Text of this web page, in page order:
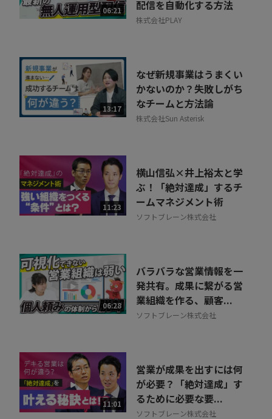
06:21 配信を自動化する方法
株式会社PLAY
13:17
なぜ新規事業はうまくい
かないのか？失敗しがち
なチームと方法論
株式会社Sun Asterisk
11:23
横山信弘×井上裕太と学
ぶ！「絶対達成」するチ
ームマネジメント術
ソフトブレーン株式会社
06:28
バラバラな営業情報を一
発共有。成果に繋がる営
業組織を作る、顧客...
ソフトブレーン株式会社
11:01
営業が成果を出すには何
が必要？「絶対達成」す
るために必要な要...
ソフトブレーン株式会社